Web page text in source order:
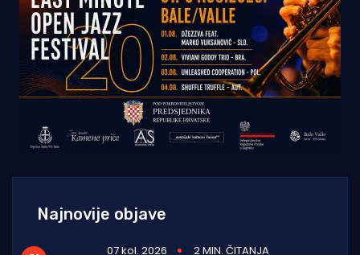
Najnovije objave
07 kol. 2026
2 MIN. ČITANJA